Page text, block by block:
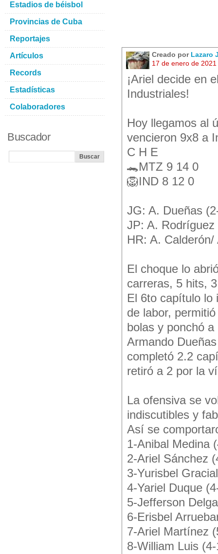
Creado por Lazaro
17 de enero de
¡Ariel decide en
Industriales!
Hoy llegamos al
vencieron 9x8 a
C H E
🐊MTZ 9 14 0
🦁IND 8 12 0
JG: A. Dueñas
JP: A. Rodríguez
HR: A.
El choque lo
carreras, 5 hits,
El 6to capítulo lo
de labor,
bolas y ponchó a
Armando
completó 2.2
retiró a 2 por la
La ofensiva se
indiscutibles y
Así se
1-Anibal Medina
2-Ariel Sánchez
3-Yurisbel
4-Yariel Duque
5-Jefferson
6-Erisbel
7-Ariel Martínez
8-William Luis
Estadios de béisbol
Provincias de Cuba
Reportajes
Artículos
Records
Estadísticas
Colaboradores
Buscador